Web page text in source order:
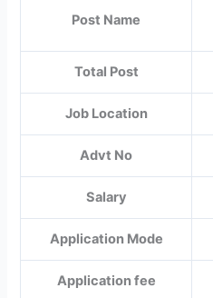
Post Name
Total Post
Job Location
Advt No
Salary
Application Mode
Application fee